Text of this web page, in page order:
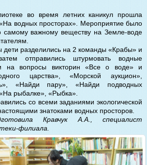
во время летних каникул прошла
«На водных просторах». Мероприятие было
самому важному веществу на Земле-воде
дети разделились на 2 команды «Крабы» и
отправились штурмовать водные
на вопросы викторин «Все о воде» и
царства», «Морской аукцион»,
«Найди пару», «Найди подводных
рыбалке», «Рыбка».
со всеми заданиями экологической
знатоками водных просторов.
Кравчук А.А., специалист
филиала.